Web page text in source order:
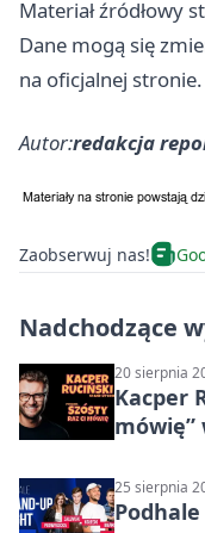
Materiał źródłowy
Dane mogą się
na oficjalnej stronie.
Autor:redakcja
Zaobserwuj nas!
Nadchodzące
20 sierpnia
Kacper
mówię”
25 sierpnia